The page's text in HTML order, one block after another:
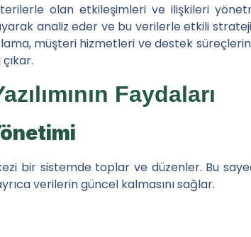
olan etkileşimleri ve ilişkileri
analiz eder ve bu verilerle etkili
müşteri hizmetleri ve destek
Faydaları
bir sistemde toplar ve düzenler. Bu
verilerin güncel kalmasını sağlar.